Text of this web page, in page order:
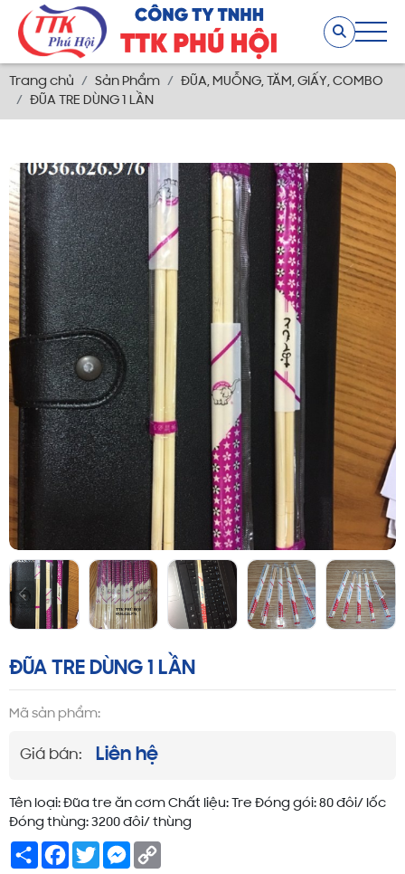
Trang chủ Sản Phẩm
ĐŨA, MUỖNG, TĂM, GIẤY, COMBO
ĐŨA TRE DÙNG 1 LẦN
ĐŨA TRE DÙNG 1 LẦN
Mã sản phẩm:
Giá bán: Liên hệ
Tên loại: Đũa tre ăn cơm Chất liệu: Tre Đóng gói: 80 đôi/ lốc
Đóng thùng: 3200 đôi/ thùng
ShareFacebook
TwitterMessenger